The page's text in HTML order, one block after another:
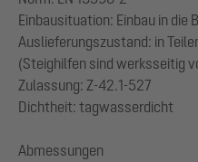
Einbausituation: Einbau in die
Auslieferungszustand: in
(Steighilfen sind werksseitig
Zulassung: Z-42.1-527
Dichtheit: tagwasserdicht
Abmessungen